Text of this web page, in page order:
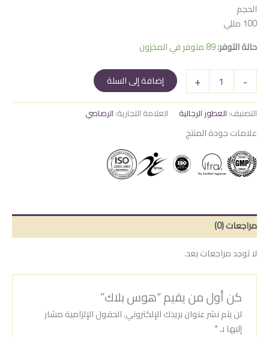
الحجم
100 مللي
حالة التوفر:89 متوفر في المخزون
-
كمية
هوس
بلاك
+ إضافة إلى السلة
التصنيف: العطور الرجالية العلامة التجارية: الرصاصي
علامات جودة المنتج
مراجعات (0)
لا توجد مراجعات بعد.
كن أول من يقيم “هوس بلاك”
لن يتم نشر عنوان بريدك الإلكتروني.الحقول الإلزامية مشار
إليها بـ*